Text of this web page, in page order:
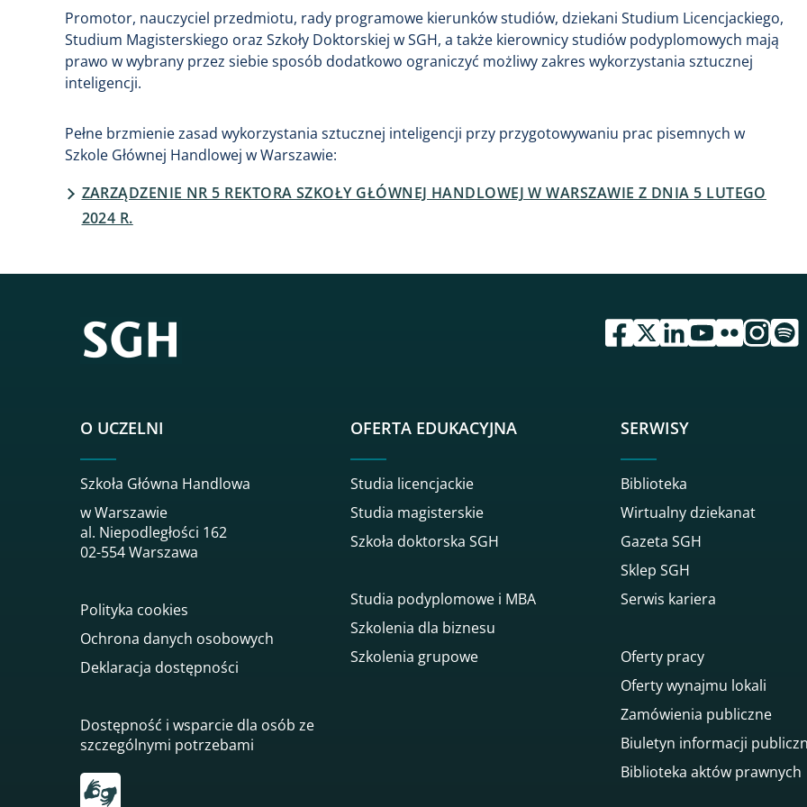
Promotor, nauczyciel przedmiotu, rady programowe kierunków studiów, dziekani Studium Licencjackiego,
Studium Magisterskiego oraz Szkoły Doktorskiej w SGH, a także kierownicy studiów podyplomowych mają
prawo w wybrany przez siebie sposób dodatkowo ograniczyć możliwy zakres wykorzystania sztucznej
inteligencji.
Pełne brzmienie zasad wykorzystania sztucznej inteligencji przy przygotowywaniu prac pisemnych w
Szkole Głównej Handlowej w Warszawie:
ZARZĄDZENIE NR 5 REKTORA SZKOŁY GŁÓWNEJ HANDLOWEJ W WARSZAWIE Z DNIA 5 LUTEGO
2024 R.
przejdź do serwisu facebook
przejdź do serwisu twitter
przejdź do serwisu
przejdź do
przejdź do
przejdź
O UCZELNI
Szkoła Główna Handlowa
w Warszawie
al. Niepodległości 162
02-554 Warszawa
Polityka cookies
Ochrona danych osobowych
Deklaracja dostępności
Dostępność i wsparcie dla osób ze
szczególnymi potrzebami
Przekierowanie do tłumacza on-line języka migowego
OFERTA EDUKACYJNA
Studia licencjackie
Studia magisterskie
Szkoła doktorska SGH
Studia podyplomowe i MBA
Szkolenia dla biznesu
Szkolenia grupowe
SERWISY
Biblioteka
Wirtualny dziekanat
Gazeta SGH
Sklep SGH
Serwis kariera
Oferty pracy
Oferty wynajmu lokali
Zamówienia publiczne
Biuletyn informacji
Biblioteka aktów prawnych